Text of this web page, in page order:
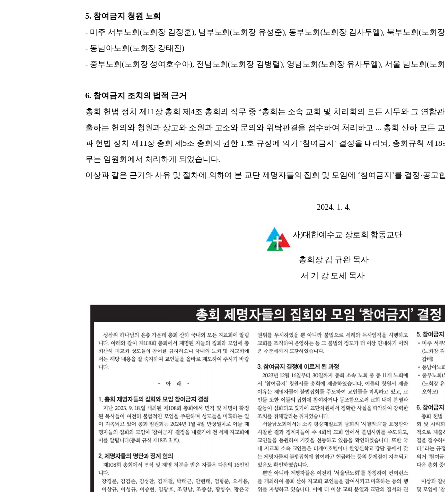
5. 참여금지 청원 노회
- 미주 서부노회 (노회장 김정훈), 남부노회 (노회장 유성준), 동부노회 (노회장 김사무엘), 북부노회 (노회
- 동남아노회 (노회장 강태진)
- 중부노회 (노회장 성여호수아), 전남노회 (노회장 김병렬), 영남노회 (노회장 유사무엘), 서울 남노회 (노
6. 참여금지 조치의 법적 근거
총회 헌법 정치 제 11 장 총회 제 4조 총회의 직무 중 “총회는 소속 교회 및 치리회의 모든 시무와 그 연합
출하는 헌의와 청원과 상고와 소원과 고소와 문의와 위탁판결을 접수하여 처리하고 ... 총회 산하 모든
과 헌법 정치 제 11 장 총회 제 5조 총회의 권한 1.호 규정에 의거 ‘참여금지 ’ 결정을 내리되 , 총회규칙 제 18
무는 임원회에서 처리하게 되었습니다.
이상과 같은 근거와 사유 및 절차에 의하여 본 교단 제명자들의 집회 및 모임에 ‘참여금지 ’를 결정·공고
2024. 1. 4.
사)대한예수교 장로회 합동교단
총회장 김 규완 목사
서 기 강 모세 목사